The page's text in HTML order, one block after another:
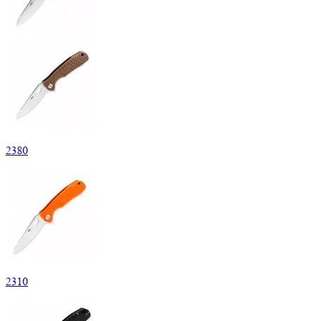
2380
2310